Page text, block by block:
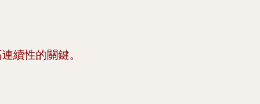
續性的關鍵。